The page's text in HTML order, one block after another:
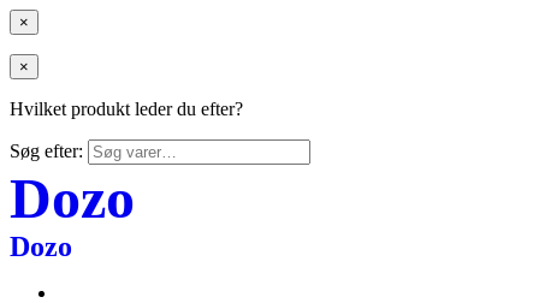
×
×
Hvilket produkt leder du efter?
Søg efter:
Dozo
Dozo